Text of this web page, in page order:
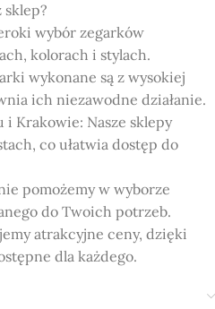
sklep?
wybór zegarków
kolorach i stylach.
wykonane są z wysokiej
ich niezawodne działanie.
i Krakowie: Nasze sklepy
co ułatwia dostęp do
pomożemy w wyborze
do Twoich potrzeb.
atrakcyjne ceny, dzięki
dla każdego.